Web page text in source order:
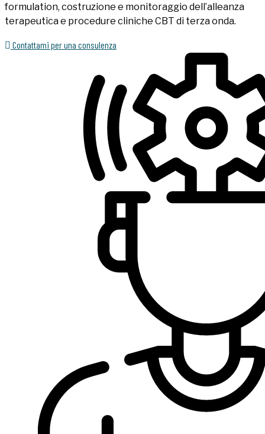
formulation, costruzione e monitoraggio dell’alleanza
terapeutica e procedure cliniche CBT di terza onda.
Contattami per una consulenza